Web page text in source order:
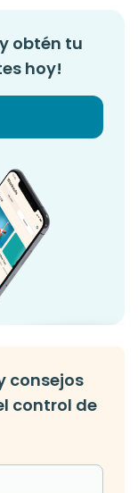
obtén tu
hoy!
consejos
control de